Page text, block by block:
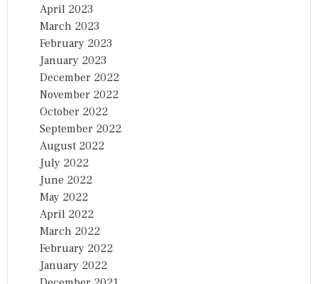
April 2023
March 2023
February 2023
January 2023
December 2022
November 2022
October 2022
September 2022
August 2022
July 2022
June 2022
May 2022
April 2022
March 2022
February 2022
January 2022